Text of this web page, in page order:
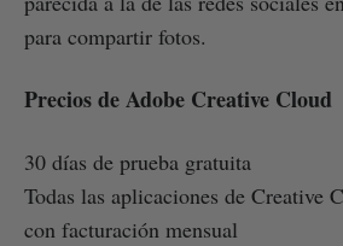
para compartir fotos.
Precios de Adobe Creative Cloud
30 días de prueba gratuita
Todas las aplicaciones de Creative
con facturación mensual